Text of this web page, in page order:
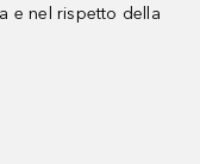
e nel rispetto della